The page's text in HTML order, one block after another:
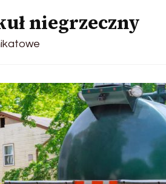
niegrzeczny